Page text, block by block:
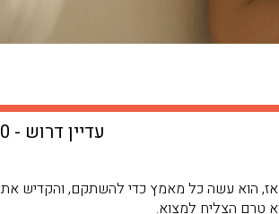
עדיין דרוש - ₪0
מאז, הוא עשה כל מאמץ כדי להשתקם, והקדיש את
טרם הצליח למצוא.